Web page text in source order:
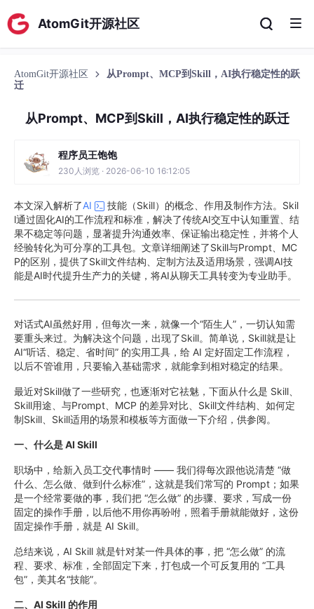
AtomGit开源社区
AtomGit开源社区
从Prompt、MCP到Skill，AI执行稳定性的跃
迁
从Prompt、MCP到Skill，AI执行稳定性的跃迁
程序员王饱饱
230人浏览 · 2026-06-10 16:12:05
本文深入解析了AI
技能（Skill）的概念、作用及制作方法。Skil
l通过固化AI的工作流程和标准，解决了传统AI交互中认知重置、结
果不稳定等问题，显著提升沟通效率、保证输出稳定性，并将个人
经验转化为可分享的工具包。文章详细阐述了Skill与Prompt、MC
P的区别，提供了Skill文件结构、定制方法及适用场景，强调AI技
能是AI时代提升生产力的关键，将AI从聊天工具转变为专业助手。
对话式AI虽然好用，但每次一来，就像一个“陌生人”，一切认知需
要重头来过。为解决这个问题，出现了Skill。简单说，Skill就是让
AI“听话、稳定、省时间” 的实用工具，给 AI 定好固定工作流程，
以后不管谁用，只要输入基础需求，就能拿到相对稳定的结果。
最近对Skill做了一些研究，也逐渐对它祛魅，下面从什么是 Skill、
Skill用途、与Prompt、MCP 的差异对比、Skill文件结构、如何定
制Skill、Skill适用的场景和模板等方面做一下介绍，供参阅。
一、什么是 AI Skill
职场中，给新入员工交代事情时 —— 我们得每次跟他说清楚 “做
什么、怎么做、做到什么标准”，这就是我们常写的 Prompt；如果
是一个经常要做的事，我们把 “怎么做” 的步骤、要求，写成一份
固定的操作手册，以后他不用你再吩咐，照着手册就能做好，这份
固定操作手册，就是 AI Skill。
总结来说，AI Skill 就是针对某一件具体的事，把 “怎么做” 的流
程、要求、标准，全部固定下来，打包成一个可反复用的 “工具
包”，美其名“技能”。
二、AI Skill 的作用